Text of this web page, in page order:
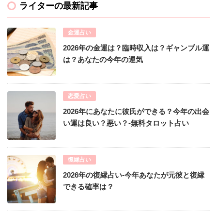
ライターの最新記事
金運占い
2026年の金運は？臨時収入は？ギャンブル運
は？あなたの今年の運気
恋愛占い
2026年にあなたに彼氏ができる？今年の出会
い運は良い？悪い？-無料タロット占い
復縁占い
2026年の復縁占い-今年あなたが元彼と復縁
できる確率は？